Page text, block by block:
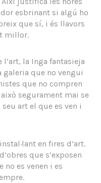
esbrinant si algú ho
que sí, i és llavors
millor.
la Inga fantasieja
que no vengui
que no compren
segurament mai se
art el que es ven i
en fires d’art.
que s’exposen
no es venen i es